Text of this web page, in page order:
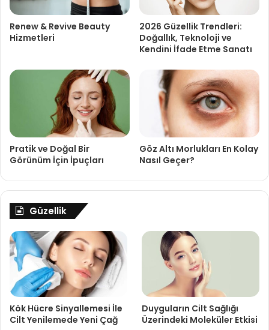
Renew & Revive Beauty
Hizmetleri
2026 Güzellik Trendleri:
Doğallık, Teknoloji ve
Kendini İfade Etme Sanatı
Pratik ve Doğal Bir
Görünüm İçin İpuçları
Göz Altı Morlukları En Kolay
Nasıl Geçer?
Güzellik
Kök Hücre Sinyallemesi İle
Cilt Yenilemede Yeni Çağ
Duyguların Cilt Sağlığı
Üzerindeki Moleküler Etkisi